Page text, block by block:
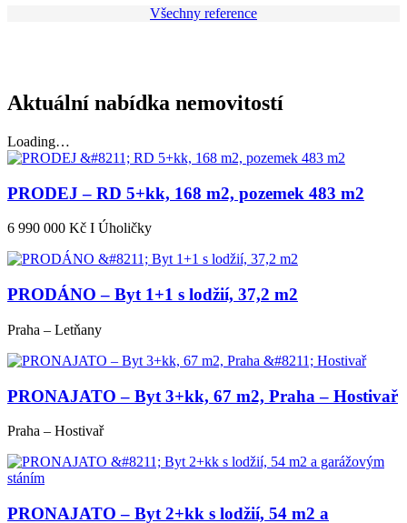
Všechny reference
Aktuální nabídka nemovitostí
Loading…
PRODEJ – RD 5+kk, 168 m2, pozemek 483 m2
6 990 000 Kč I Úholičky
PRODÁNO – Byt 1+1 s lodžií, 37,2 m2
Praha – Letňany
PRONAJATO – Byt 3+kk, 67 m2, Praha – Hostivař
Praha – Hostivař
PRONAJATO – Byt 2+kk s lodžií, 54 m2 a